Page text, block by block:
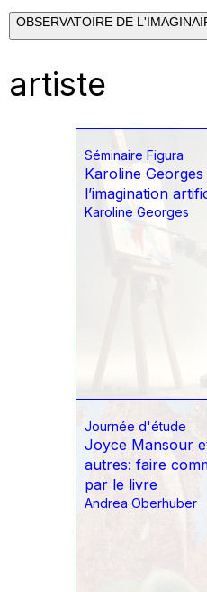
OBSERVATOIRE DE
artiste
Séminaire Figura
Karoline
l’imagination
Karoline Georges
Journée d'étude
Joyce Mansour
autres: faire
par le livre
Andrea Oberhuber